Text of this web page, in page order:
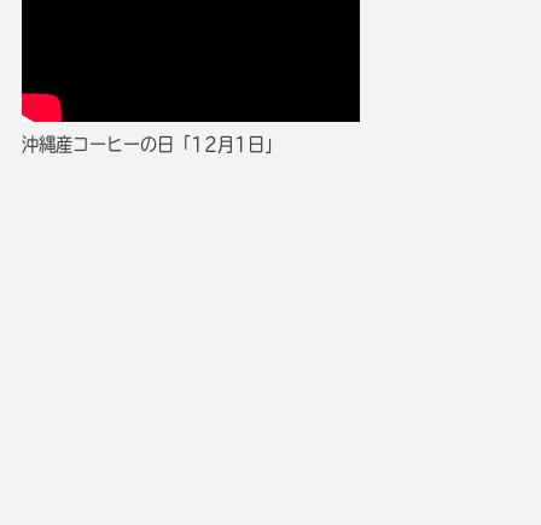
沖縄産コーヒーの日「12月1日」